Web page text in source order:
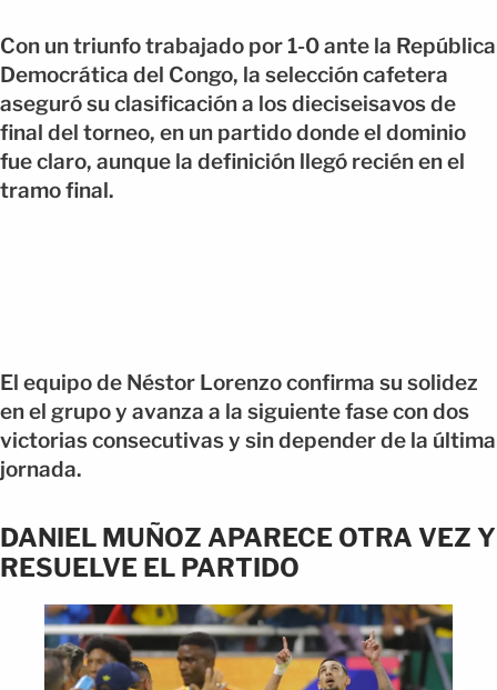
Con un triunfo trabajado por 1-0 ante la República
Democrática del Congo, la selección cafetera
aseguró su clasificación a los dieciseisavos de
final del torneo, en un partido donde el dominio
fue claro, aunque la definición llegó recién en el
tramo final.
El equipo de Néstor Lorenzo confirma su solidez
en el grupo y avanza a la siguiente fase con dos
victorias consecutivas y sin depender de la última
jornada.
DANIEL MUÑOZ APARECE OTRA VEZ Y
RESUELVE EL PARTIDO